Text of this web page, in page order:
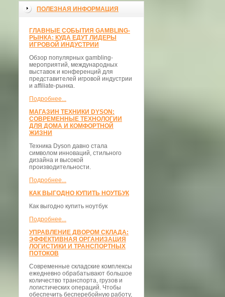
ПОЛЕЗНАЯ ИНФОРМАЦИЯ
ГЛАВНЫЕ СОБЫТИЯ GAMBLING-
РЫНКА: КУДА ЕДУТ ЛИДЕРЫ
ИГРОВОЙ ИНДУСТРИИ
Обзор популярных gambling-
мероприятий, международных
выставок и конференций для
представителей игровой индустрии
и affiliate-рынка.
Подробнее...
МАГАЗИН ТЕХНИКИ DYSON:
СОВРЕМЕННЫЕ ТЕХНОЛОГИИ
ДЛЯ ДОМА И КОМФОРТНОЙ
ЖИЗНИ
Техника Dyson давно стала
символом инноваций, стильного
дизайна и высокой
производительности.
Подробнее...
КАК ВЫГОДНО КУПИТЬ НОУТБУК
Как выгодно купить ноутбук
Подробнее...
УПРАВЛЕНИЕ ДВОРОМ СКЛАДА:
ЭФФЕКТИВНАЯ ОРГАНИЗАЦИЯ
ЛОГИСТИКИ И ТРАНСПОРТНЫХ
ПОТОКОВ
Современные складские комплексы
ежедневно обрабатывают большое
количество транспорта, грузов и
логистических операций. Чтобы
обеспечить бесперебойную работу,